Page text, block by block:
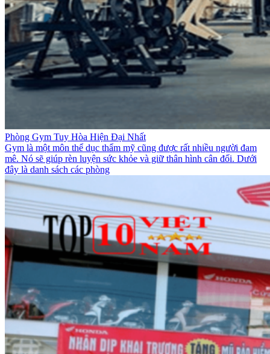
Phòng Gym Tuy Hòa Hiện Đại Nhất
Gym là một môn thể dục thẩm mỹ cũng được rất nhiều người đam
mê. Nó sẽ giúp rèn luyện sức khỏe và giữ thân hình cân đối. Dưới
đây là danh sách các phòng